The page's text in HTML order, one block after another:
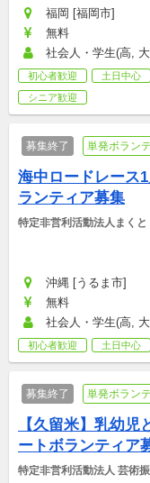
福岡 [福岡市]
無料
社会人・学生(高,
初心者歓迎 土日中心
シニア歓迎
募集終了 単発ボラン
海中ロードレース
ランティア募集
特定非営利活動法人まくと
沖縄 [うるま市]
無料
社会人・学生(高,
初心者歓迎 土日中心
募集終了 単発ボラン
【久留米】乳幼児
ートボランティア
特定非営利活動法人 芸術